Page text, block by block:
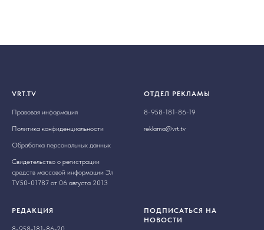
VRT.TV
Правовая информация
Политика конфиденциальности
Обработка персональных данных
Свидетельство о регистрации
средств массовой информации Эл
ТУ50-01787 от 06 августа 2013
ОТДЕЛ РЕКЛАМЫ
8-958-181-86-19
reklama@vrt.tv
РЕДАКЦИЯ
ПОДПИСАТЬСЯ НА
НОВОСТИ